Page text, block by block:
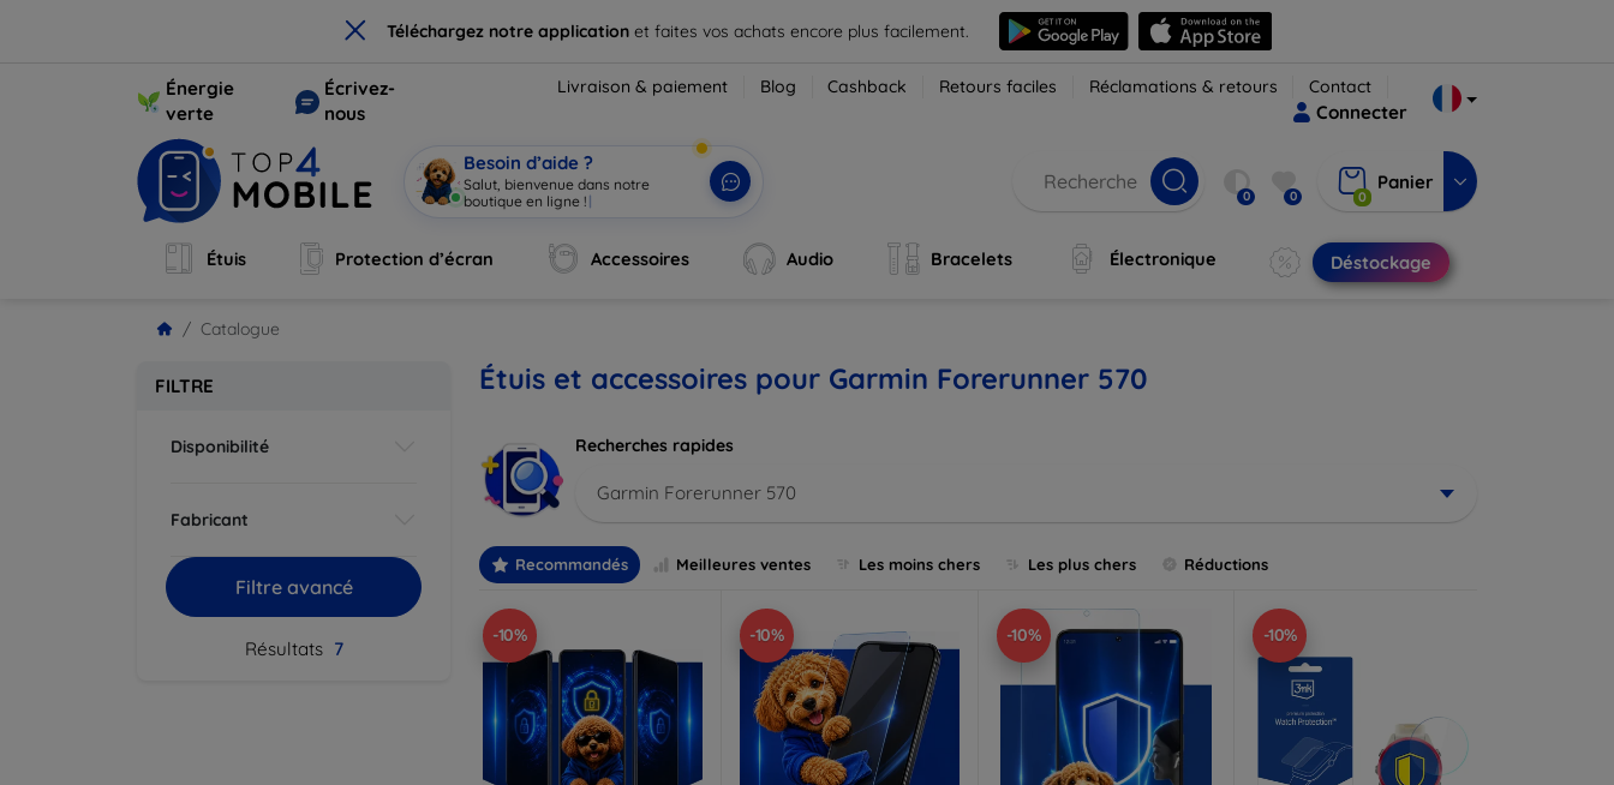
× Téléchargez notre application et faites vos achats encore plus facilement.
Énergie
verte
Écrivez-
nous
Livraison & paiement Blog Cashback Retours faciles Réclamations & retours Contact
Connecter
Besoin d’aide ?
Salut, bienvenue dans notre
boutique en ligne ! | 0 0 0
Panier
Étuis Protection d’écran Accessoires Audio Bracelets Électronique Déstockage
Catalogue
FILTRE
Disponibilité
Fabricant
Filtre avancé
Résultats 7
Étuis et accessoires pour Garmin Forerunner 570
Recherches rapides
Garmin Forerunner 570
Recommandés Meilleures ventes Les moins chers Les plus chers Réductions
-10% -10% -10% -10%